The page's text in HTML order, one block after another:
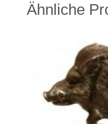
Ähnliche